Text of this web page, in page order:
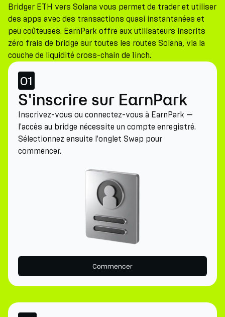
Bridger ETH vers Solana vous permet de trader et utiliser
des apps avec des transactions quasi instantanées et
peu coûteuses. EarnPark offre aux utilisateurs inscrits
zéro frais de bridge sur toutes les routes Solana, via la
couche de liquidité cross-chain de 1inch.
01
S'inscrire sur EarnPark
Inscrivez-vous ou connectez-vous à EarnPark —
l'accès au bridge nécessite un compte enregistré.
Sélectionnez ensuite l'onglet Swap pour
commencer.
Commencer